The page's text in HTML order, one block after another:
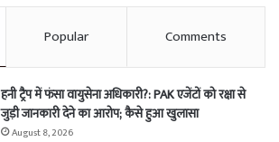
Popular Comments
हनी ट्रैप में फंसा वायुसेना अधिकारी?: PAK एजेंटों को रक्षा से
जुड़ी जानकारी देने का आरोप; कैसे हुआ खुलासा
August 8, 2026